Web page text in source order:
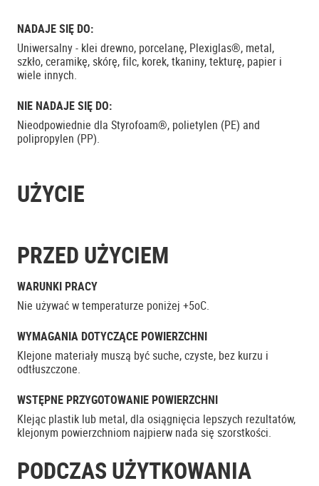
NADAJE SIĘ DO:
Uniwersalny - klei drewno, porcelanę, Plexiglas®, metal,
szkło, ceramikę, skórę, filc, korek, tkaniny, tekturę, papier i
wiele innych.
NIE NADAJE SIĘ DO:
Nieodpowiednie dla Styrofoam®, polietylen (PE) and
polipropylen (PP).
UŻYCIE
PRZED UŻYCIEM
WARUNKI PRACY
Nie używać w temperaturze poniżej +5oC.
WYMAGANIA DOTYCZĄCE POWIERZCHNI
Klejone materiały muszą być suche, czyste, bez kurzu i
odtłuszczone.
WSTĘPNE PRZYGOTOWANIE POWIERZCHNI
Klejąc plastik lub metal, dla osiągnięcia lepszych rezultatów,
klejonym powierzchniom najpierw nada się szorstkości.
PODCZAS UŻYTKOWANIA